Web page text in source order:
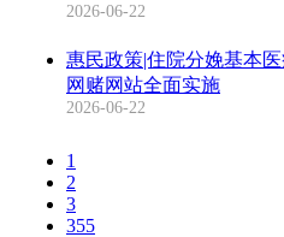
2026-06-22
惠民政策|住院分娩基本
网赌网站全面实施
2026-06-22
1
2
3
355